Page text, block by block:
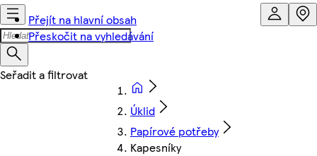
Přejít na hlavní obsah
Přeskočit na vyhledávání
Úklid
Papírové potřeby
Kapesníky